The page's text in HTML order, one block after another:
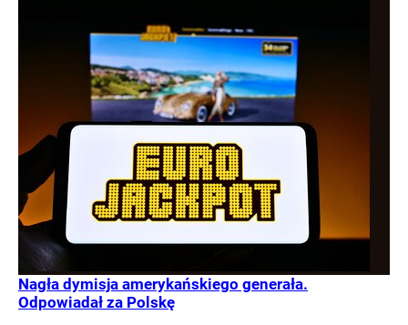
Nagła dymisja amerykańskiego generała.
Odpowiadał za Polskę